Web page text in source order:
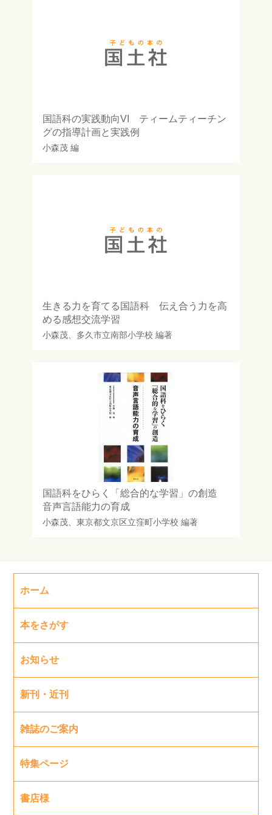
国語科の実践動向VI ティームティーチン
グの指導計画と実践例
小森茂編
生きる力を育てる国語科 伝え合う力を高
める感想交流学習
小森茂、 多久市立南部小学校 編著
国語科をひらく「総合的な学習」の創造
音声言語能力の育成
小森茂、 東京都文京区立窪町小学校 編著
ホーム
本をさがす
お知らせ
新刊・近刊
雑誌のご案内
特集ページ
書店様